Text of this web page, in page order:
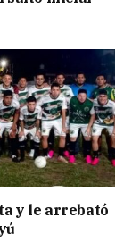
y le arrebató